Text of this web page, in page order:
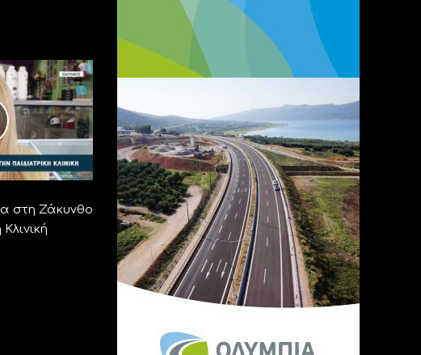
στη Ζάκυνθο